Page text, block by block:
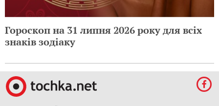
Гороскоп на 31 липня 2026 року для всіх
знаків зодіаку